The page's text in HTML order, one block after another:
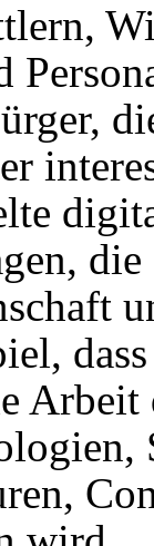
Arbeit